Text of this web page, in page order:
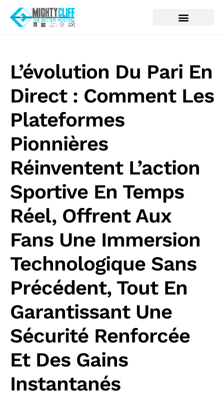
L’évolution Du Pari En
Direct : Comment Les
Plateformes
Pionnières
Réinventent L’action
Sportive En Temps
Réel, Offrent Aux
Fans Une Immersion
Technologique Sans
Précédent, Tout En
Garantissant Une
Sécurité Renforcée
Et Des Gains
Instantanés